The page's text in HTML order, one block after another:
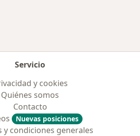
Servicio
y cookies
Quiénes somos
Contacto
Nuevas posiciones
y condiciones generales